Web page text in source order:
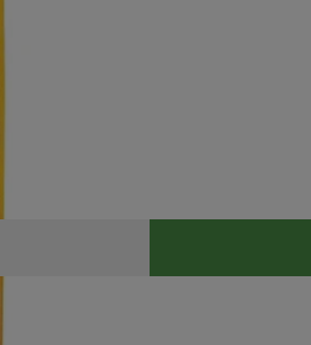
Rezepte
Rezepte gefunden.